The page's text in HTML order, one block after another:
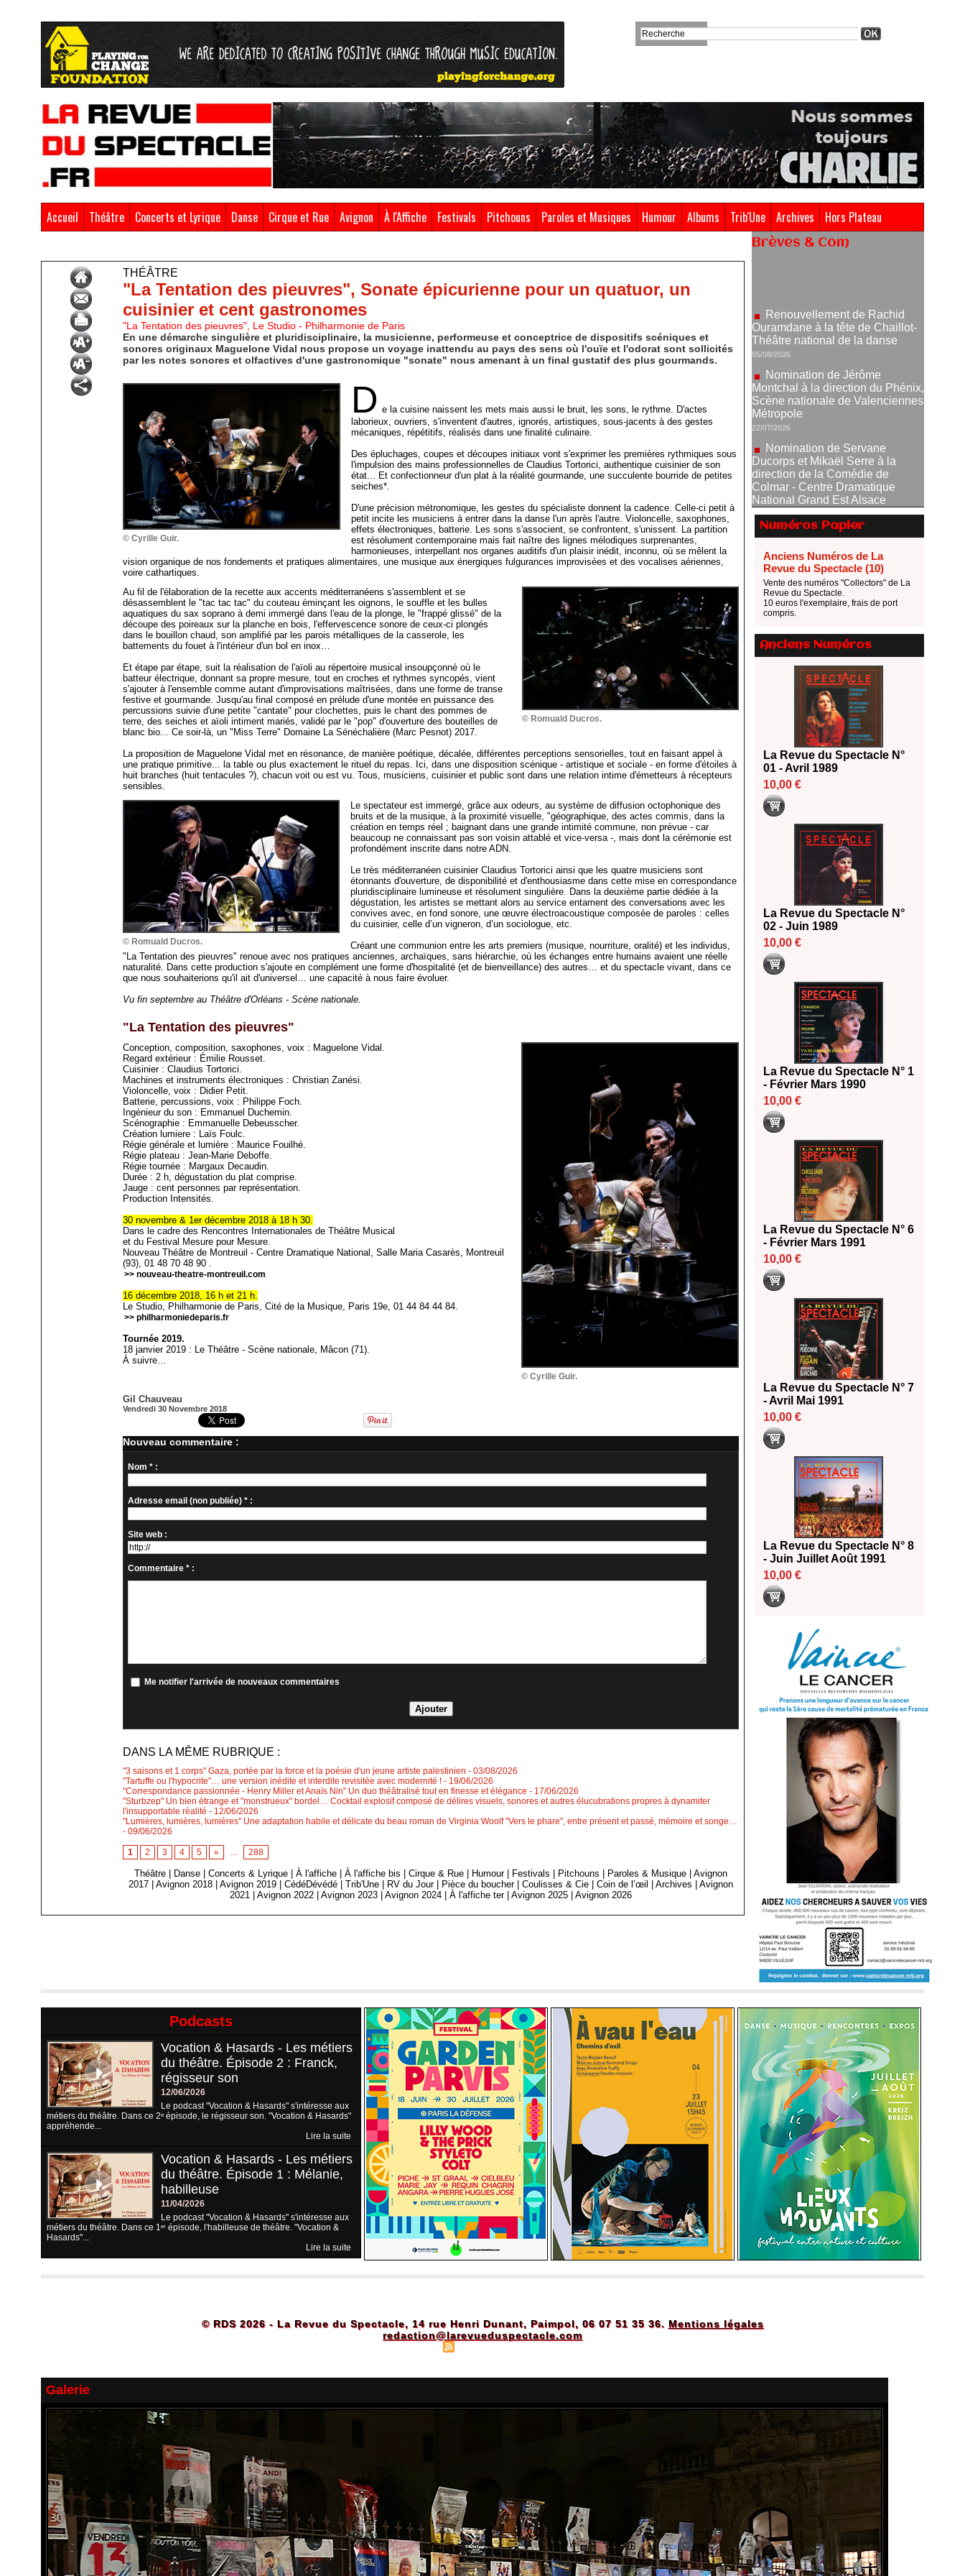
Accueil Théâtre Concerts et Lyrique Danse Cirque et Rue Avignon À l'Affiche Festivals Pitchouns Paroles et Musiques Humour Albums Trib'Une Archives Hors Plateau
THÉÂTRE
"La Tentation des pieuvres", Sonate épicurienne pour un quatuor, un
cuisinier et cent gastronomes
"La Tentation des pieuvres", Le Studio - Philharmonie de Paris
En une démarche singulière et pluridisciplinaire, la musicienne, performeuse et conceptrice de dispositifs scéniques et
sonores originaux Maguelone Vidal nous propose un voyage inattendu au pays des sens où l'ouïe et l'odorat sont sollicités
par les notes sonores et olfactives d'une gastronomique "sonate" nous amenant à un final gustatif des plus gourmands.
© Cyrille Guir.
D e la cuisine naissent les mets mais aussi le bruit, les sons, le rythme. D'actes
laborieux, ouvriers, s'inventent d'autres, ignorés, artistiques, sous-jacents à des gestes
mécaniques, répétitifs, réalisés dans une finalité culinaire.
Des épluchages, coupes et découpes initiaux vont s'exprimer les premières rythmiques sous
l'impulsion des mains professionnelles de Claudius Tortorici, authentique cuisinier de son
état... Et confectionneur d'un plat à la réalité gourmande, une succulente bourride de petites
seiches*.
D'une précision métronomique, les gestes du spécialiste donnent la cadence. Celle-ci petit à
petit incite les musiciens à entrer dans la danse l'un après l'autre. Violoncelle, saxophones,
effets électroniques, batterie. Les sons s'associent, se confrontent, s'unissent. La partition
est résolument contemporaine mais fait naître des lignes mélodiques surprenantes,
harmonieuses, interpellant nos organes auditifs d'un plaisir inédit, inconnu, où se mêlent la
vision organique de nos fondements et pratiques alimentaires, une musique aux énergiques fulgurances improvisées et des vocalises aériennes,
voire cathartiques.
© Romuald Ducros.
Au fil de l'élaboration de la recette aux accents méditerranéens s'assemblent et se
désassemblent le "tac tac tac" du couteau éminçant les oignons, le souffle et les bulles
aquatiques du sax soprano à demi immergé dans l'eau de la plonge, le "frappé glissé" de la
découpe des poireaux sur la planche en bois, l'effervescence sonore de ceux-ci plongés
dans le bouillon chaud, son amplifié par les parois métalliques de la casserole, les
battements du fouet à l'intérieur d'un bol en inox…
Et étape par étape, suit la réalisation de l'aïoli au répertoire musical insoupçonné où le
batteur électrique, donnant sa propre mesure, tout en croches et rythmes syncopés, vient
s'ajouter à l'ensemble comme autant d'improvisations maîtrisées, dans une forme de transe
festive et gourmande. Jusqu'au final composé en prélude d'une montée en puissance des
percussions suivie d'une petite "cantate" pour clochettes, puis le chant des pommes de
terre, des seiches et aïoli intiment mariés, validé par le "pop" d'ouverture des bouteilles de
blanc bio... Ce soir-là, un "Miss Terre" Domaine La Sénéchalière (Marc Pesnot) 2017.
La proposition de Maguelone Vidal met en résonance, de manière poétique, décalée, différentes perceptions sensorielles, tout en faisant appel à
une pratique primitive... la table ou plus exactement le rituel du repas. Ici, dans une disposition scénique - artistique et sociale - en forme d'étoiles à
huit branches (huit tentacules ?), chacun voit ou est vu. Tous, musiciens, cuisinier et public sont dans une relation intime d'émetteurs à récepteurs
sensibles.
© Romuald Ducros.
Le spectateur est immergé, grâce aux odeurs, au système de diffusion octophonique des
bruits et de la musique, à la proximité visuelle, "géographique, des actes commis, dans la
création en temps réel ; baignant dans une grande intimité commune, non prévue - car
beaucoup ne connaissant pas son voisin attablé et vice-versa -, mais dont la cérémonie est
profondément inscrite dans notre ADN.
Le très méditerranéen cuisinier Claudius Tortorici ainsi que les quatre musiciens sont
étonnants d'ouverture, de disponibilité et d'enthousiasme dans cette mise en correspondance
pluridisciplinaire lumineuse et résolument singulière. Dans la deuxième partie dédiée à la
dégustation, les artistes se mettant alors au service entament des conversations avec les
convives avec, en fond sonore, une œuvre électroacoustique composée de paroles : celles
du cuisinier, celle d’un vigneron, d’un sociologue, etc.
Créant une communion entre les arts premiers (musique, nourriture, oralité) et les individus,
"La Tentation des pieuvres" renoue avec nos pratiques anciennes, archaïques, sans hiérarchie, où les échanges entre humains avaient une réelle
naturalité. Dans cette production s'ajoute en complément une forme d'hospitalité (et de bienveillance) des autres… et du spectacle vivant, dans ce
que nous souhaiterions qu'il ait d'universel… une capacité à nous faire évoluer.
Vu fin septembre au Théâtre d'Orléans - Scène nationale.
"La Tentation des pieuvres"
© Cyrille Guir.
Conception, composition, saxophones, voix : Maguelone Vidal.
Regard extérieur : Émilie Rousset.
Cuisinier : Claudius Tortorici.
Machines et instruments électroniques : Christian Zanési.
Violoncelle, voix : Didier Petit.
Batterie, percussions, voix : Philippe Foch.
Ingénieur du son : Emmanuel Duchemin.
Scénographie : Emmanuelle Debeusscher.
Création lumiere : Laïs Foulc.
Régie générale et lumière : Maurice Fouilhé.
Régie plateau : Jean-Marie Deboffe.
Régie tournée : Margaux Decaudin.
Durée : 2 h, dégustation du plat comprise.
Jauge : cent personnes par représentation.
Production Intensités.
30 novembre & 1er décembre 2018 à 18 h 30.
Dans le cadre des Rencontres Internationales de Théâtre Musical
et du Festival Mesure pour Mesure.
Nouveau Théâtre de Montreuil - Centre Dramatique National, Salle Maria Casarès, Montreuil
(93), 01 48 70 48 90 .
>> nouveau-theatre-montreuil.com
16 décembre 2018, 16 h et 21 h.
Le Studio, Philharmonie de Paris, Cité de la Musique, Paris 19e, 01 44 84 44 84.
>> philharmoniedeparis.fr
Tournée 2019.
18 janvier 2019 : Le Théâtre - Scène nationale, Mâcon (71).
À suivre…
Gil Chauveau
Vendredi 30 Novembre 2018
Nouveau commentaire :
Nom * :
Adresse email (non publiée) * :
Site web :
Commentaire * :
Me notifier l'arrivée de nouveaux commentaires
DANS LA MÊME RUBRIQUE :
"3 saisons et 1 corps" Gaza, portée par la force et la poésie d'un jeune artiste palestinien - 03/08/2026
"Tartuffe ou l'hypocrite"… une version inédite et interdite revisitée avec modernité ! - 19/06/2026
"Correspondance passionnée - Henry Miller et Anaïs Nin" Un duo théâtralisé tout en finesse et élégance - 17/06/2026
"Sturbzep" Un bien étrange et "monstrueux" bordel… Cocktail explosif composé de délires visuels, sonores et autres élucubrations propres à dynamiter
l'insupportable réalité - 12/06/2026
"Lumières, lumières, lumières" Une adaptation habile et délicate du beau roman de Virginia Woolf "Vers le phare", entre présent et passé, mémoire et songe…
- 09/06/2026
1 2 3 4 5 » ... 288
Théâtre Danse |Concerts & Lyrique |À l'affiche |À l'affiche bis |Cirque & Rue Humour Festivals Pitchouns Paroles & Musique |Avignon
2017
|Avignon 2018 |Avignon 2019 |CédéDévédé |Trib'Une RV du Jour Pièce du boucher |Coulisses & Cie |Coin de l’œil |Archives |Avignon
2021
|Avignon 2022 |Avignon 2023 |Avignon 2024 |À l'affiche ter |Avignon 2025 |Avignon 2026
Brèves & Com
05/08/2026
Nomination de Jérôme
Montchal à la direction du Phénix,
Métropole
22/07/2026
Nomination de Servane
Ducorps et Mikaël Serre à la
Colmar - Centre Dramatique
National Grand Est Alsace
07/07/2026
Thomas Jolly et Laëtitia
Guédon nommés à la direction du
TNP
Fonds SACD Théâtre : les
lauréats 2026
23/06/2026
Dispositif ARTCENA Écrire
pour le cirque, les lauréats 2026 !
Le palmarès des prix SACD
Les 10 lauréats du Fonds
Grandes Formes Théâtre 2026
Nomination de Nathalie
Garraud et Olivier Saccomano à
la direction du Théâtre de
Gennevilliers - CDN
13/06/2026
Dispositif SACD Auteurs
d'espaces : les lauréats 2026
Numéros Papier
Anciens Numéros de La
Revue du Spectacle (10)
Vente des numéros "Collectors" de La
Revue du Spectacle.
10 euros l'exemplaire, frais de port
compris.
Anciens Numéros
La Revue du Spectacle N°
01 - Avril 1989
10,00 €
La Revue du Spectacle N°
02 - Juin 1989
10,00 €
La Revue du Spectacle N° 1
- Février Mars 1990
10,00 €
La Revue du Spectacle N° 6
- Février Mars 1991
10,00 €
La Revue du Spectacle N° 7
- Avril Mai 1991
10,00 €
La Revue du Spectacle N° 8
- Juin Juillet Août 1991
10,00 €
Podcasts
Vocation & Hasards - Les métiers
du théâtre. Épisode 2 : Franck,
régisseur son
12/06/2026
Le podcast "Vocation & Hasards" s'intéresse aux
métiers du théâtre. Dans ce 2ᵉ épisode, le régisseur son. "Vocation & Hasards"
appréhende...
Lire la suite
Vocation & Hasards - Les métiers
du théâtre. Épisode 1 : Mélanie,
habilleuse
11/04/2026
Le podcast "Vocation & Hasards" s'intéresse aux
métiers du théâtre. Dans ce 1ᵉʳ épisode, l'habilleuse de théâtre. "Vocation &
Hasards"...
Lire la suite
© RDS 2026 - La Revue du Spectacle, 14 rue Henri Dunant, Paimpol, 06 07 51 35 36. Mentions légales
redaction@larevueduspectacle.com
Galerie